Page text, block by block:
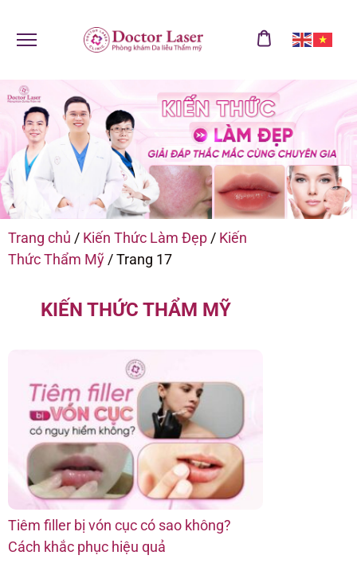
Trang chủ / Kiến Thức Làm Đẹp / Kiến
Thức Thẩm Mỹ /Trang 17
KIẾN THỨC THẨM MỸ
Tiêm filler bị vón cục có sao không?
Cách khắc phục hiệu quả